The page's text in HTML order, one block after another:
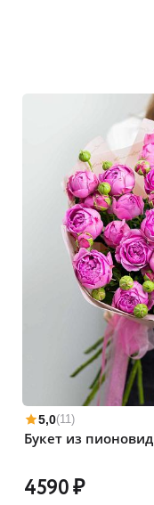
5,0(11)
Букет из
4590